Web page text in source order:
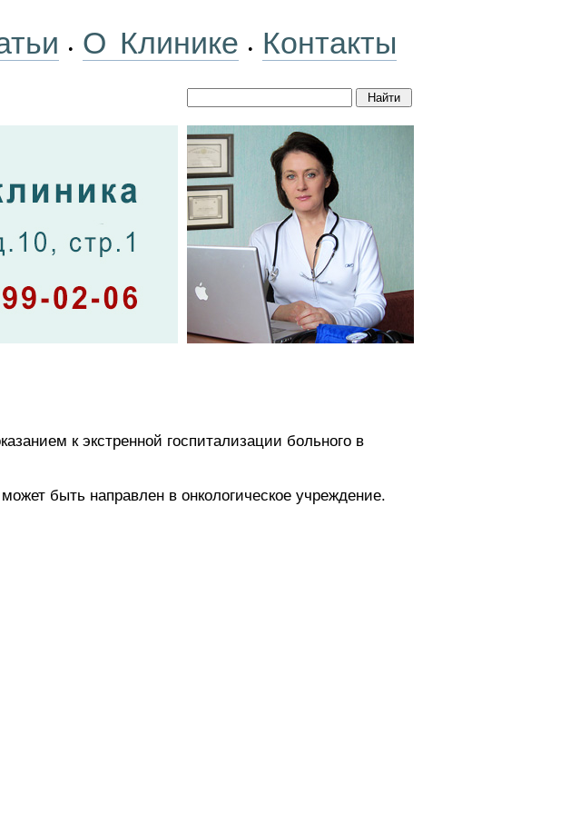
• О Клинике • Контакты
к экстренной госпитализации больного в
быть направлен в онкологическое учреждение.